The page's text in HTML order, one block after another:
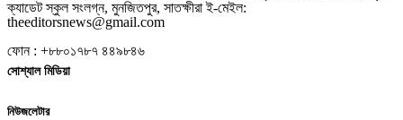
ক্যাডেট স্কুল সংলগ্ন, মুনজিতপুর, সাতক্ষীরা ই-মেইল:
theeditorsnews@gmail.com
ফোন : +৮৮০১৭৮৭ ৪৪৯৮৪৬
সোশ্যাল মিডিয়া
নিউজলেটার